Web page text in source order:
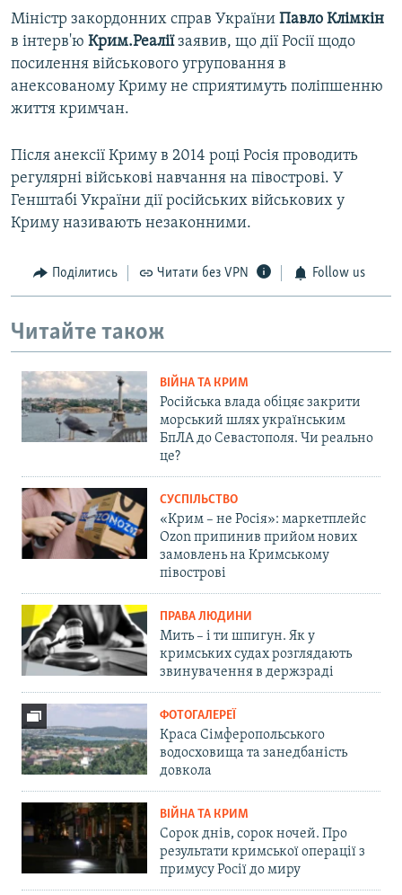
Міністр закордонних справ України Павло Клімкін
в інтерв'ю Крим.Реаліїзаявив, що дії Росії щодо
посилення військового угруповання в
анексованому Криму не сприятимуть поліпшенню
життя кримчан.
Після анексії Криму в 2014 році Росія проводить
регулярні військові навчання на півострові. У
Генштабі України дії російських військових у
Криму називають незаконними.
Поділитись Читати без VPN Follow us
Читайте також
ВІЙНА ТА КРИМ
Російська влада обіцяє закрити
морський шлях українським
БпЛА до Севастополя. Чи реально
це?
СУСПІЛЬСТВО
«Крим – не Росія»: маркетплейс
Ozon припинив прийом нових
замовлень на Кримському
півострові
ПРАВА ЛЮДИНИ
Мить – і ти шпигун. Як у
кримських судах розглядають
звинувачення в держзраді
ФОТОГАЛЕРЕЇ
Краса Сімферопольського
водосховища та занедбаність
довкола
ВІЙНА ТА КРИМ
Сорок днів, сорок ночей. Про
результати кримської операції з
примусу Росії до миру